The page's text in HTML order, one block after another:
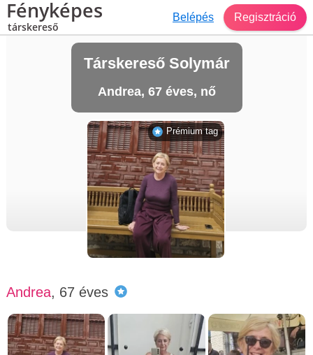
Fényképes
társkereső
Belépés Regisztráció
Társkereső Solymár
Andrea, 67 éves, nő
Andrea, 67 éves
Prémium tag